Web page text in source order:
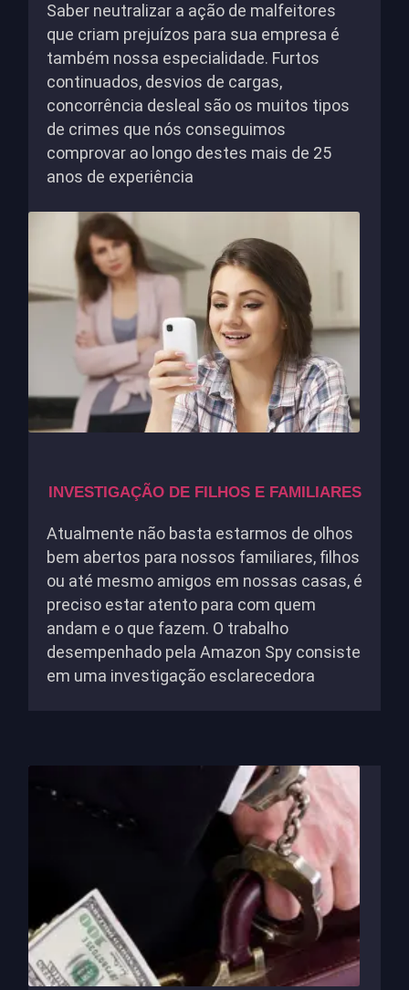
Saber neutralizar a ação de malfeitores
que criam prejuízos para sua empresa é
também nossa especialidade. Furtos
continuados, desvios de cargas,
concorrência desleal são os muitos tipos
de crimes que nós conseguimos
comprovar ao longo destes mais de 25
anos de experiência
INVESTIGAÇÃO DE FILHOS E FAMILIARES
Atualmente não basta estarmos de olhos
bem abertos para nossos familiares, filhos
ou até mesmo amigos em nossas casas, é
preciso estar atento para com quem
andam e o que fazem. O trabalho
desempenhado pela Amazon Spy consiste
em uma investigação esclarecedora